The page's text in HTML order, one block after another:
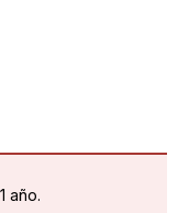
año.